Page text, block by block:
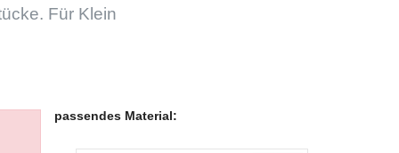
Für Klein
passendes Material: